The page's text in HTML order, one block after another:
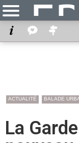
ACTUALITÉ BALADE
La